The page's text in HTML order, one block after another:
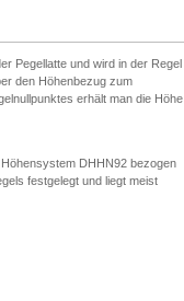
Pegellatte und wird in der Regel
den Höhenbezug zum
erhält man die Höhe
DHHN92 bezogen
festgelegt und liegt meist